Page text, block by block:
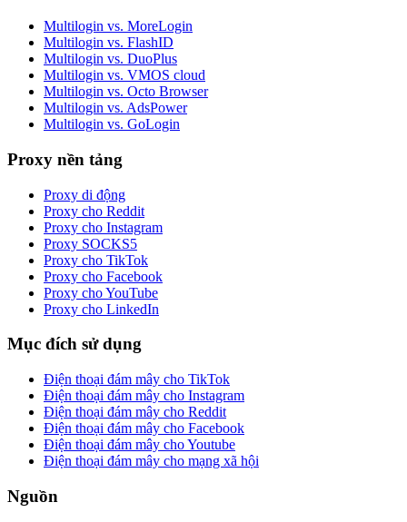
Multilogin vs. MoreLogin
Multilogin vs. FlashID
Multilogin vs. DuoPlus
Multilogin vs. VMOS cloud
Multilogin vs. Octo Browser
Multilogin vs. AdsPower
Multilogin vs. GoLogin
Proxy nền tảng
Proxy di động
Proxy cho Reddit
Proxy cho Instagram
Proxy SOCKS5
Proxy cho TikTok
Proxy cho Facebook
Proxy cho YouTube
Proxy cho LinkedIn
Mục đích sử dụng
Điện thoại đám mây cho TikTok
Điện thoại đám mây cho Instagram
Điện thoại đám mây cho Reddit
Điện thoại đám mây cho Facebook
Điện thoại đám mây cho Youtube
Điện thoại đám mây cho mạng xã hội
Nguồn